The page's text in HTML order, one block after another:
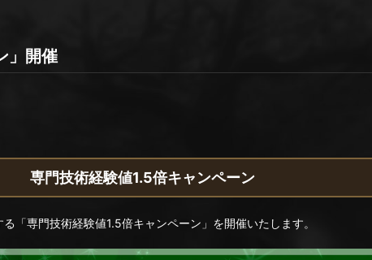
」開催
専門技術経験値1.5倍キャンペーン
「専門技術経験値1.5倍キャンペーン」を開催いたします。